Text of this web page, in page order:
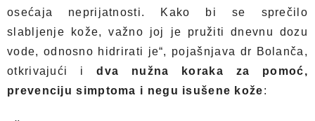
osećaja neprijatnosti. Kako bi se sprečilo
slabljenje kože, važno joj je pružiti dnevnu dozu
vode, odnosno hidrirati je“, pojašnjava dr Bolanča,
otkrivajući idva nužna koraka za pomoć,
prevenciju simptoma i negu isušene kože: